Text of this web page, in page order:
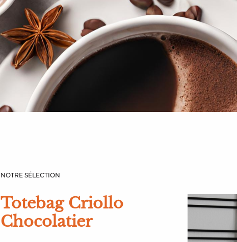
NOTRE SÉLECTION
Totebag Criollo
Chocolatier